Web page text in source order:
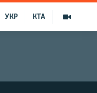
КТА
УКР